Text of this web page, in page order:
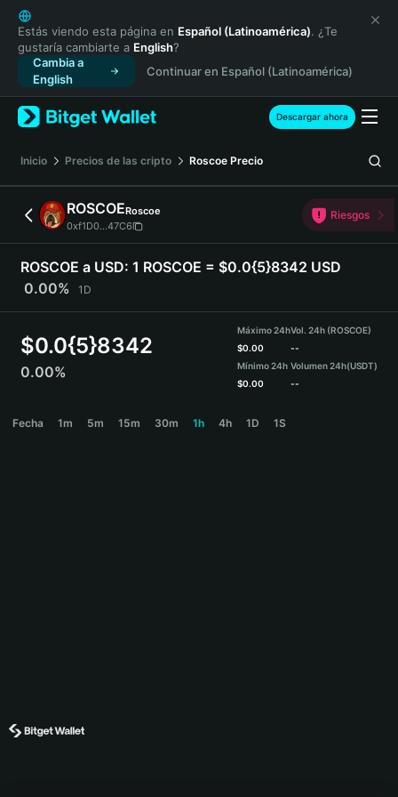
English
日本語
Tiếng Việt
Русский
Español (Latinoamérica)
Türkçe
Français
Deutsch
简体中文
繁體中文
Português (Portugal)
Bahasa Indonesia
ภาษาไทย
हिन्दी
Español
Português (Brasil)
Estás viendo esta página en Español (Latinoamérica). ¿Te
gustaría cambiarte a English?
Cambia a
English
Continuar en Español (Latinoamérica)
Descargar ahora
Inicio Precios de las cripto Roscoe Precio
ROSCOERoscoe
0xf1D0...47C6
Riesgos
ROSCOE a USD: 1 ROSCOE = $0.0{5}8342 USD
0.00%
1D
$0.0{5}8342
0.00%
Máximo 24h
$0.00
Mínimo 24h
$0.00
Vol. 24h (ROSCOE)
--
Volumen 24h(USDT)
--
Fecha 1m 5m 15m 30m 1h 4h 1D 1S